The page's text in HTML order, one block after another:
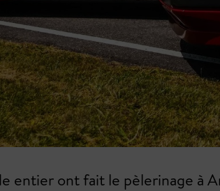
entier ont fait le pèlerinage à